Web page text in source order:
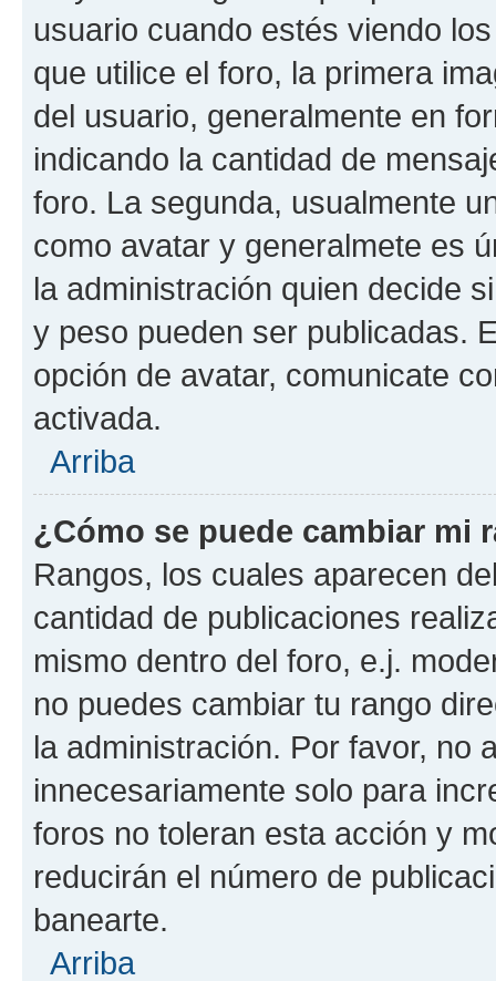
usuario cuando estés viendo
que utilice el foro, la primera
del usuario, generalmente en
indicando la cantidad de
foro. La segunda, usualmente
como avatar y generalmete es
la administración quien decide
y peso pueden ser publicadas.
opción de avatar, comunicate
activada.
Arriba
¿Cómo se puede cambiar mi
Rangos, los cuales aparecen
cantidad de publicaciones
mismo dentro del foro, e.j.
no puedes cambiar tu rango
la administración. Por favor, no
innecesariamente solo para
foros no toleran esta acción y
reducirán el número de
banearte.
Arriba